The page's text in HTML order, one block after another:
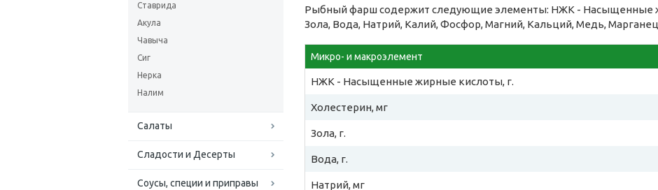
Ставрида
Акула
Чавыча
Сиг
Нерка
Налим
Салаты
Сладости и Десерты
Соусы, специи и приправы
Рыбный фарш содержит следующие элементы: НЖК - Насыщенные
Зола, Вода, Натрий, Калий, Фосфор, Магний, Кальций, Медь,
Микро- и макроэлемент
НЖК - Насыщенные жирные кислоты, г.
Холестерин, мг
Зола, г.
Вода, г.
Натрий, мг